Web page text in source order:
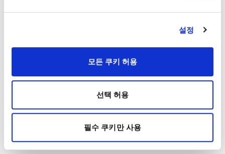
설정
모든 쿠키 허용
선택 허용
필수 쿠키만 사용